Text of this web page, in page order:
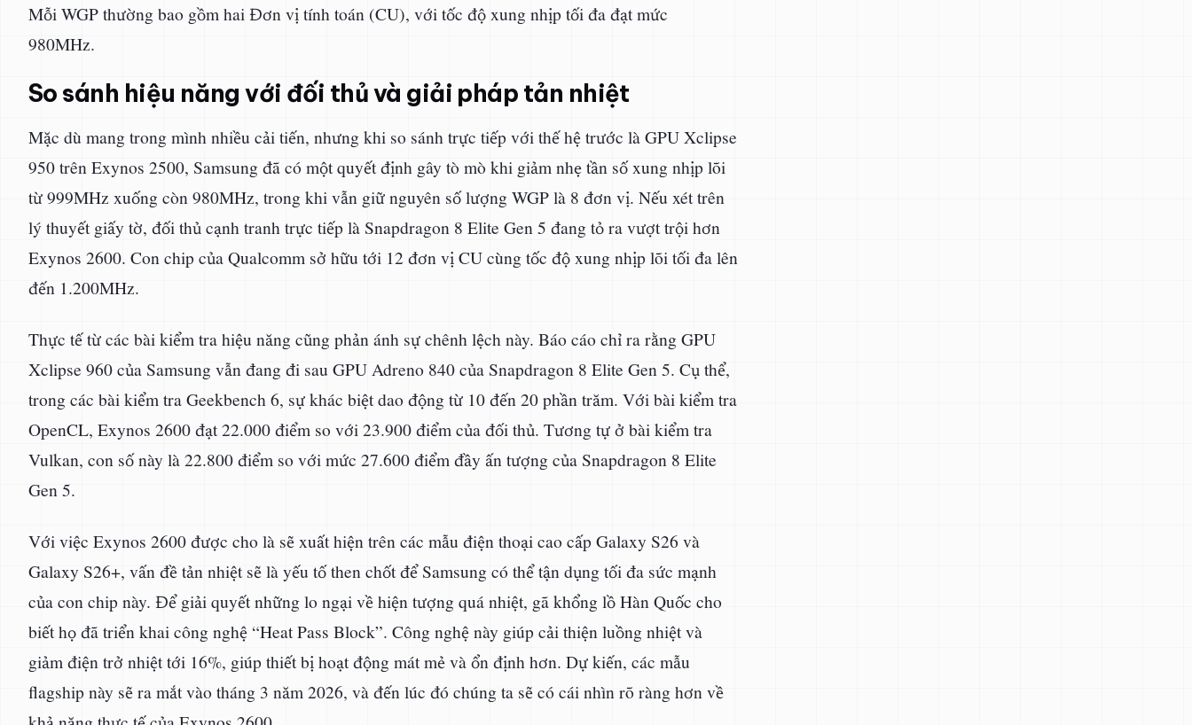
Mỗi WGP thường bao gồm hai Đơn vị tính toán (CU), với tốc độ xung nhịp tối đa đạt mức
980MHz.
So sánh hiệu năng với đối thủ và giải pháp tản nhiệt
Mặc dù mang trong mình nhiều cải tiến, nhưng khi so sánh trực tiếp với thế hệ trước là GPU Xclipse
950 trên Exynos 2500, Samsung đã có một quyết định gây tò mò khi giảm nhẹ tần số xung nhịp lõi
từ 999MHz xuống còn 980MHz, trong khi vẫn giữ nguyên số lượng WGP là 8 đơn vị. Nếu xét trên
lý thuyết giấy tờ, đối thủ cạnh tranh trực tiếp là Snapdragon 8 Elite Gen 5 đang tỏ ra vượt trội hơn
Exynos 2600. Con chip của Qualcomm sở hữu tới 12 đơn vị CU cùng tốc độ xung nhịp lõi tối đa lên
đến 1.200MHz.
Thực tế từ các bài kiểm tra hiệu năng cũng phản ánh sự chênh lệch này. Báo cáo chỉ ra rằng GPU
Xclipse 960 của Samsung vẫn đang đi sau GPU Adreno 840 của Snapdragon 8 Elite Gen 5. Cụ thể,
trong các bài kiểm tra Geekbench 6, sự khác biệt dao động từ 10 đến 20 phần trăm. Với bài kiểm tra
OpenCL, Exynos 2600 đạt 22.000 điểm so với 23.900 điểm của đối thủ. Tương tự ở bài kiểm tra
Vulkan, con số này là 22.800 điểm so với mức 27.600 điểm đầy ấn tượng của Snapdragon 8 Elite
Gen 5.
Với việc Exynos 2600 được cho là sẽ xuất hiện trên các mẫu điện thoại cao cấp Galaxy S26 và
Galaxy S26+, vấn đề tản nhiệt sẽ là yếu tố then chốt để Samsung có thể tận dụng tối đa sức mạnh
của con chip này. Để giải quyết những lo ngại về hiện tượng quá nhiệt, gã khổng lồ Hàn Quốc cho
biết họ đã triển khai công nghệ “Heat Pass Block”. Công nghệ này giúp cải thiện luồng nhiệt và
giảm điện trở nhiệt tới 16%, giúp thiết bị hoạt động mát mẻ và ổn định hơn. Dự kiến, các mẫu
flagship này sẽ ra mắt vào tháng 3 năm 2026, và đến lúc đó chúng ta sẽ có cái nhìn rõ ràng hơn về